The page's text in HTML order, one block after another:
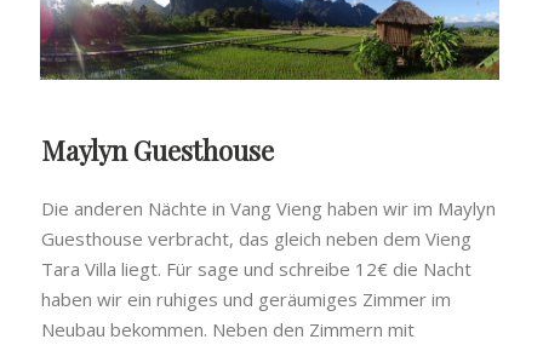
Maylyn Guesthouse
Die anderen Nächte in Vang Vieng haben wir im Maylyn
Guesthouse verbracht, das gleich neben dem Vieng
Tara Villa liegt. Für sage und schreibe 12€ die Nacht
haben wir ein ruhiges und geräumiges Zimmer im
Neubau bekommen. Neben den Zimmern mit